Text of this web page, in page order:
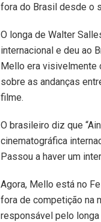
fora do Brasil desde o
O longa de Walter
internacional e deu ao
Mello era visivelmente
sobre as andanças
filme.
O brasileiro diz que
cinematográfica
Passou a haver um
Agora, Mello está no
fora de competição na
responsável pelo longa